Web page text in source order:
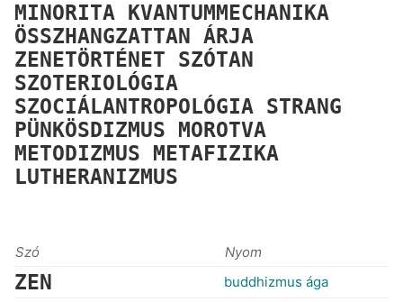
MINORITA KVANTUMMECHANIKA
ÖSSZHANGZATTAN ÁRJA
ZENETÖRTÉNET SZÓTAN
SZOTERIOLÓGIA
SZOCIÁLANTROPOLÓGIA STRANG
PÜNKÖSDIZMUS MOROTVA
METODIZMUS METAFIZIKA
LUTHERANIZMUS
Szó Nyom
ZEN buddhizmus ága